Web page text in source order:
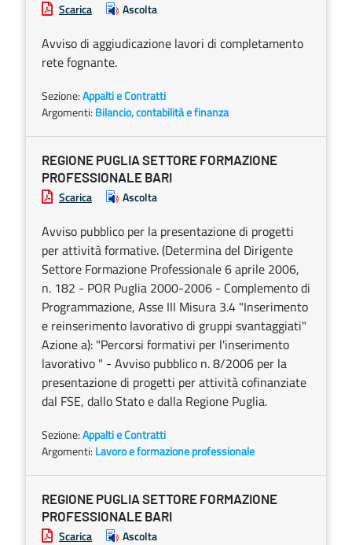
Scarica Ascolta
Avviso di aggiudicazione lavori di completamento
rete fognante.
Sezione:Appalti e Contratti
Argomenti: Bilancio, contabilità e finanza
REGIONE PUGLIA SETTORE FORMAZIONE
PROFESSIONALE BARI
Scarica Ascolta
Avviso pubblico per la presentazione di progetti
per attività formative. (Determina del Dirigente
Settore Formazione Professionale 6 aprile 2006,
n. 182 - POR Puglia 2000-2006 - Complemento di
Programmazione, Asse III Misura 3.4 "Inserimento
e reinserimento lavorativo di gruppi svantaggiati"
Azione a): "Percorsi formativi per l'inserimento
lavorativo " - Avviso pubblico n. 8/2006 per la
presentazione di progetti per attività cofinanziate
dal FSE, dallo Stato e dalla Regione Puglia.
Sezione:Appalti e Contratti
Argomenti: Lavoro e formazione professionale
REGIONE PUGLIA SETTORE FORMAZIONE
PROFESSIONALE BARI
Scarica Ascolta